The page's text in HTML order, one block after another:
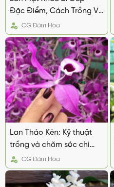
Đặc Điểm, Cách Trồng Và
Chăm Sóc
CGĐàm Hoa
Lan Thảo Kèn: Kỹ thuật
trồng và chăm sóc chi
tiết, hiệu quả
CGĐàm Hoa